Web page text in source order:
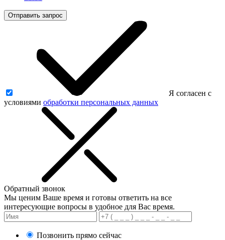
Отправить запрос
Я согласен с
условиями обработки персональных данных
Обратный звонок
Мы ценим Ваше время и готовы ответить на все
интересующие вопросы в удобное для Вас время.
Позвонить прямо сейчас